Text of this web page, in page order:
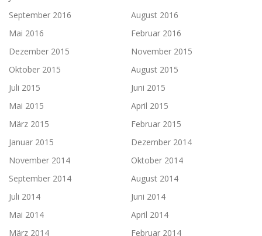
September 2016
August 2016
Mai 2016
Februar 2016
Dezember 2015
November 2015
Oktober 2015
August 2015
Juli 2015
Juni 2015
Mai 2015
April 2015
März 2015
Februar 2015
Januar 2015
Dezember 2014
November 2014
Oktober 2014
September 2014
August 2014
Juli 2014
Juni 2014
Mai 2014
April 2014
März 2014
Februar 2014